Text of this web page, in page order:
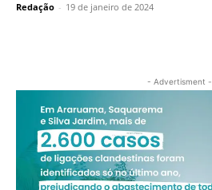
Redação - 19 de janeiro de 2024
- Advertisment -